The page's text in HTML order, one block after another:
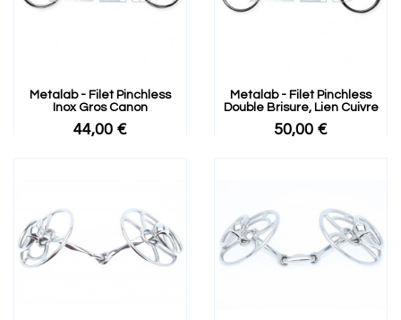
Metalab - Filet Pinchless
Inox Gros Canon
44,00 €
Metalab - Filet Pinchless
Double Brisure, Lien Cuivre
50,00 €